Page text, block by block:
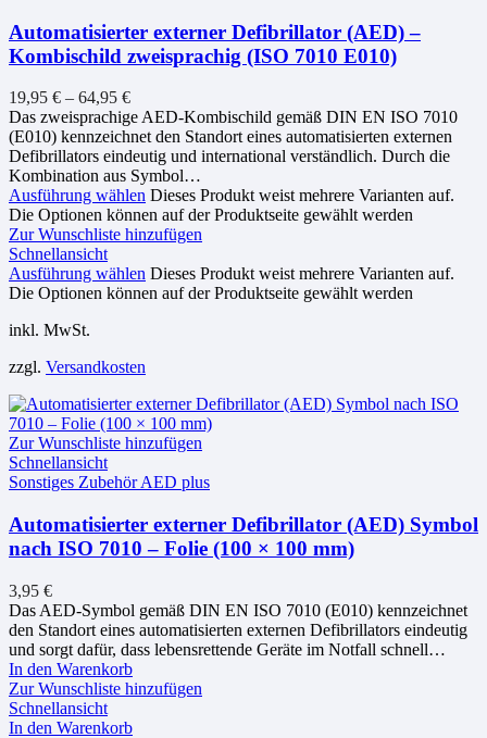
Automatisierter externer Defibrillator (AED) –
Kombischild zweisprachig (ISO 7010 E010)
19,95 € – 64,95 €
Das zweisprachige AED-Kombischild gemäß DIN EN ISO 7010
(E010) kennzeichnet den Standort eines automatisierten externen
Defibrillators eindeutig und international verständlich. Durch die
Kombination aus Symbol…
Ausführung wählen Dieses Produkt weist mehrere Varianten auf.
Die Optionen können auf der Produktseite gewählt werden
Zur Wunschliste hinzufügen
Schnellansicht
Ausführung wählen Dieses Produkt weist mehrere Varianten auf.
Die Optionen können auf der Produktseite gewählt werden
inkl. MwSt.
zzgl. Versandkosten
Zur Wunschliste hinzufügen
Schnellansicht
Sonstiges Zubehör AED plus
Automatisierter externer Defibrillator (AED) Symbol
nach ISO 7010 – Folie (100 × 100 mm)
3,95 €
Das AED-Symbol gemäß DIN EN ISO 7010 (E010) kennzeichnet
den Standort eines automatisierten externen Defibrillators eindeutig
und sorgt dafür, dass lebensrettende Geräte im Notfall schnell…
In den Warenkorb
Zur Wunschliste hinzufügen
Schnellansicht
In den Warenkorb